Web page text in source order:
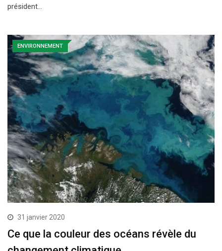
président…
ENVIRONNEMENT
31 janvier 2020
Ce que la couleur des océans révèle du